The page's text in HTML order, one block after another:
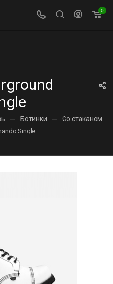
0
— Ботинки — Со стаканом
Single